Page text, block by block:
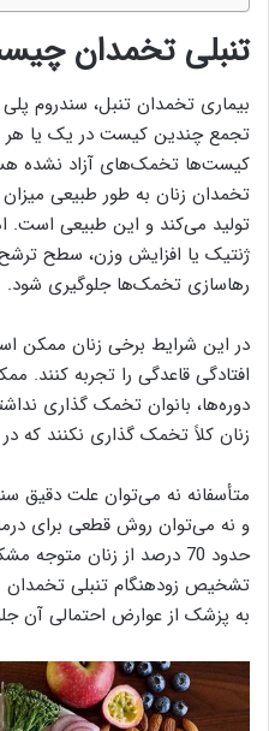
تنبلی تخمدان
بیماری تخمدان تنبل، سندروم
تجمع چندین کیست در یک یا هر
تخمدان زنان به طور طبیعی
تولید می‌کند و این طبیعی است.
ژنتیک یا افزایش وزن، سطح ترشح
رهاسازی تخمک‌ها جلوگیری شود.
در این شرایط برخی زنان ممکن
افتادگی قاعدگی را تجربه کنند.
دوره‌ها، بانوان تخمک گذاری
زنان کلاً تخمک گذاری نکنند که
متأسفانه نه می‌توان علت دقیق
و نه می‌توان روش قطعی برای
حدود 70 درصد از زنان
تشخیص زودهنگام تنبلی تخمدان
به پزشک از عوارض احتمالی آن